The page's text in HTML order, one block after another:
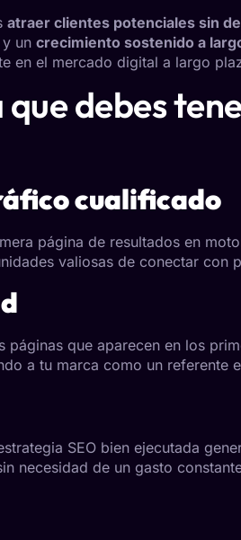
atraer clientes potenciales sin
y un crecimiento sostenido a
en el mercado digital a largo
debes
cualificado
página de resultados en
valiosas de conectar con
que aparecen en los
a tu marca como un referente
SEO bien ejecutada
necesidad de un gasto